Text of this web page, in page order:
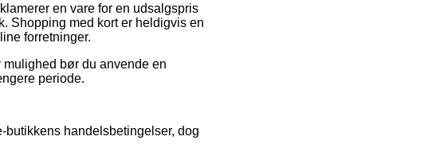
en vare for en udsalgspris
Shopping med kort er heldigvis en
forretninger.
bør du anvende en
periode.
handelsbetingelser, dog